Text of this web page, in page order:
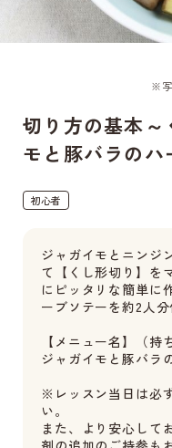
※写
切り方の基本～
モと豚バラのハ
初心者
ジャガイモとニンジ
て【くし形切り】を
にピッタリな簡単に
ーブソテーを約2人
【メニュー名】（持
ジャガイモと豚バラ
※レッスン当日は必
い。
また、より安心して